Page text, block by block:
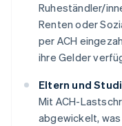
Ruheständler/
Renten oder
per ACH
ihre Gelder
Eltern und
Mit ACH-
abgewickelt,